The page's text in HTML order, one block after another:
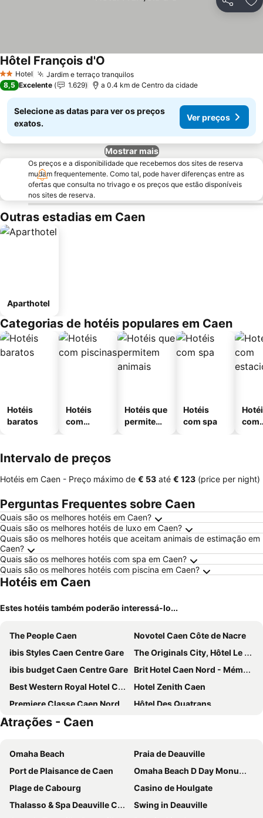
Partilhar
2 Estrelas
Hotel Jardim e terraço tranquilosVer preços
Hôtel François d'O
8,5 Excelente 1.629 a 0.4 km de Centro da cidade
Selecione as datas para ver os preços
exatos.
Ver preços
Mostrar mais
Os preços e a disponibilidade que recebemos dos sites de reserva
mudam frequentemente. Como tal, pode haver diferenças entre as
ofertas que consulta no trivago e os preços que estão disponíveis
nos sites de reserva.
Outras estadias em Caen
Aparthotel
Categorias de hotéis populares em Caen
Hotéis
baratos
Hotéis
com
Hotéis que
permitem
Hotéis
com spa
com
Intervalo de preços
Hotéis em Caen - Preço máximo de ‎€ 53 até ‎€ 123 (price per night)
Perguntas Frequentes sobre Caen
Quais são os melhores hotéis em Caen?
Quais são os melhores hotéis de luxo em Caen?
Quais são os melhores hotéis que aceitam animais de estimação em
Caen?
Quais são os melhores hotéis com spa em Caen?
Quais são os melhores hotéis com piscina em Caen?
Hotéis em Caen
Estes hotéis também poderão interessá-lo...
The People Caen
Novotel Caen Côte de Nacre
ibis Styles Caen Centre Gare
The Originals City, Hôtel Le Savoy, Caen
ibis budget Caen Centre Gare Brit Hotel Caen Nord - Mémorial
Best Western Royal Hotel Caen
Hotel Zenith Caen
Premiere Classe Caen Nord - Mémorial
Hôtel Des Quatrans
The People Caen
Kyriad Caen Nord - Hérouville-Saint-Clair
Campanile Caen Est - Mondeville
B Hotel Caen Mondeville
Chateau du Baffy
Mercure Caen Centre Port De Plaisance
Hôtel Mary's - Caen Centre Gare Sncf
Logis Hotel Du Chateau
Novotel
Atrações - Caen
Omaha Beach
Praia de Deauville
Port de Plaisance de Caen
Omaha Beach D Day Monument
Plage de Cabourg
Casino de Houlgate
Thalasso & Spa Deauville Centre Algotherm
Swing in Deauville